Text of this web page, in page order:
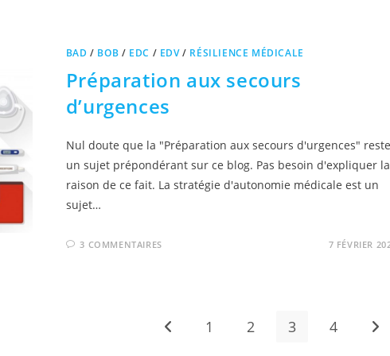
BAD / BOB / EDC / EDV/ RÉSILIENCE MÉDICALE
Préparation aux secours
d’urgences
Nul doute que la "Préparation aux secours d'urgences" reste
un sujet prépondérant sur ce blog. Pas besoin d'expliquer la
raison de ce fait. La stratégie d'autonomie médicale est un
sujet…
3 COMMENTAIRES 7 FÉVRIER
Go to the previous page
1 2 3 4